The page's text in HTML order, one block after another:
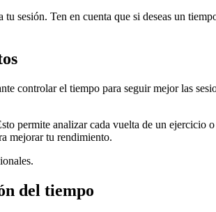
sesión. Ten en cuenta que si deseas un
controlar el tiempo para seguir mejor las
permite analizar cada vuelta de un ejercicio
mejorar tu rendimiento.
del tiempo